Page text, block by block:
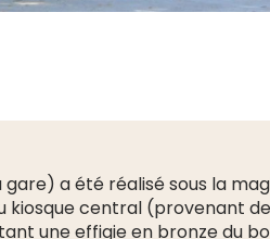
a été réalisé sous la
kiosque central (provenant
une effigie en bronze du